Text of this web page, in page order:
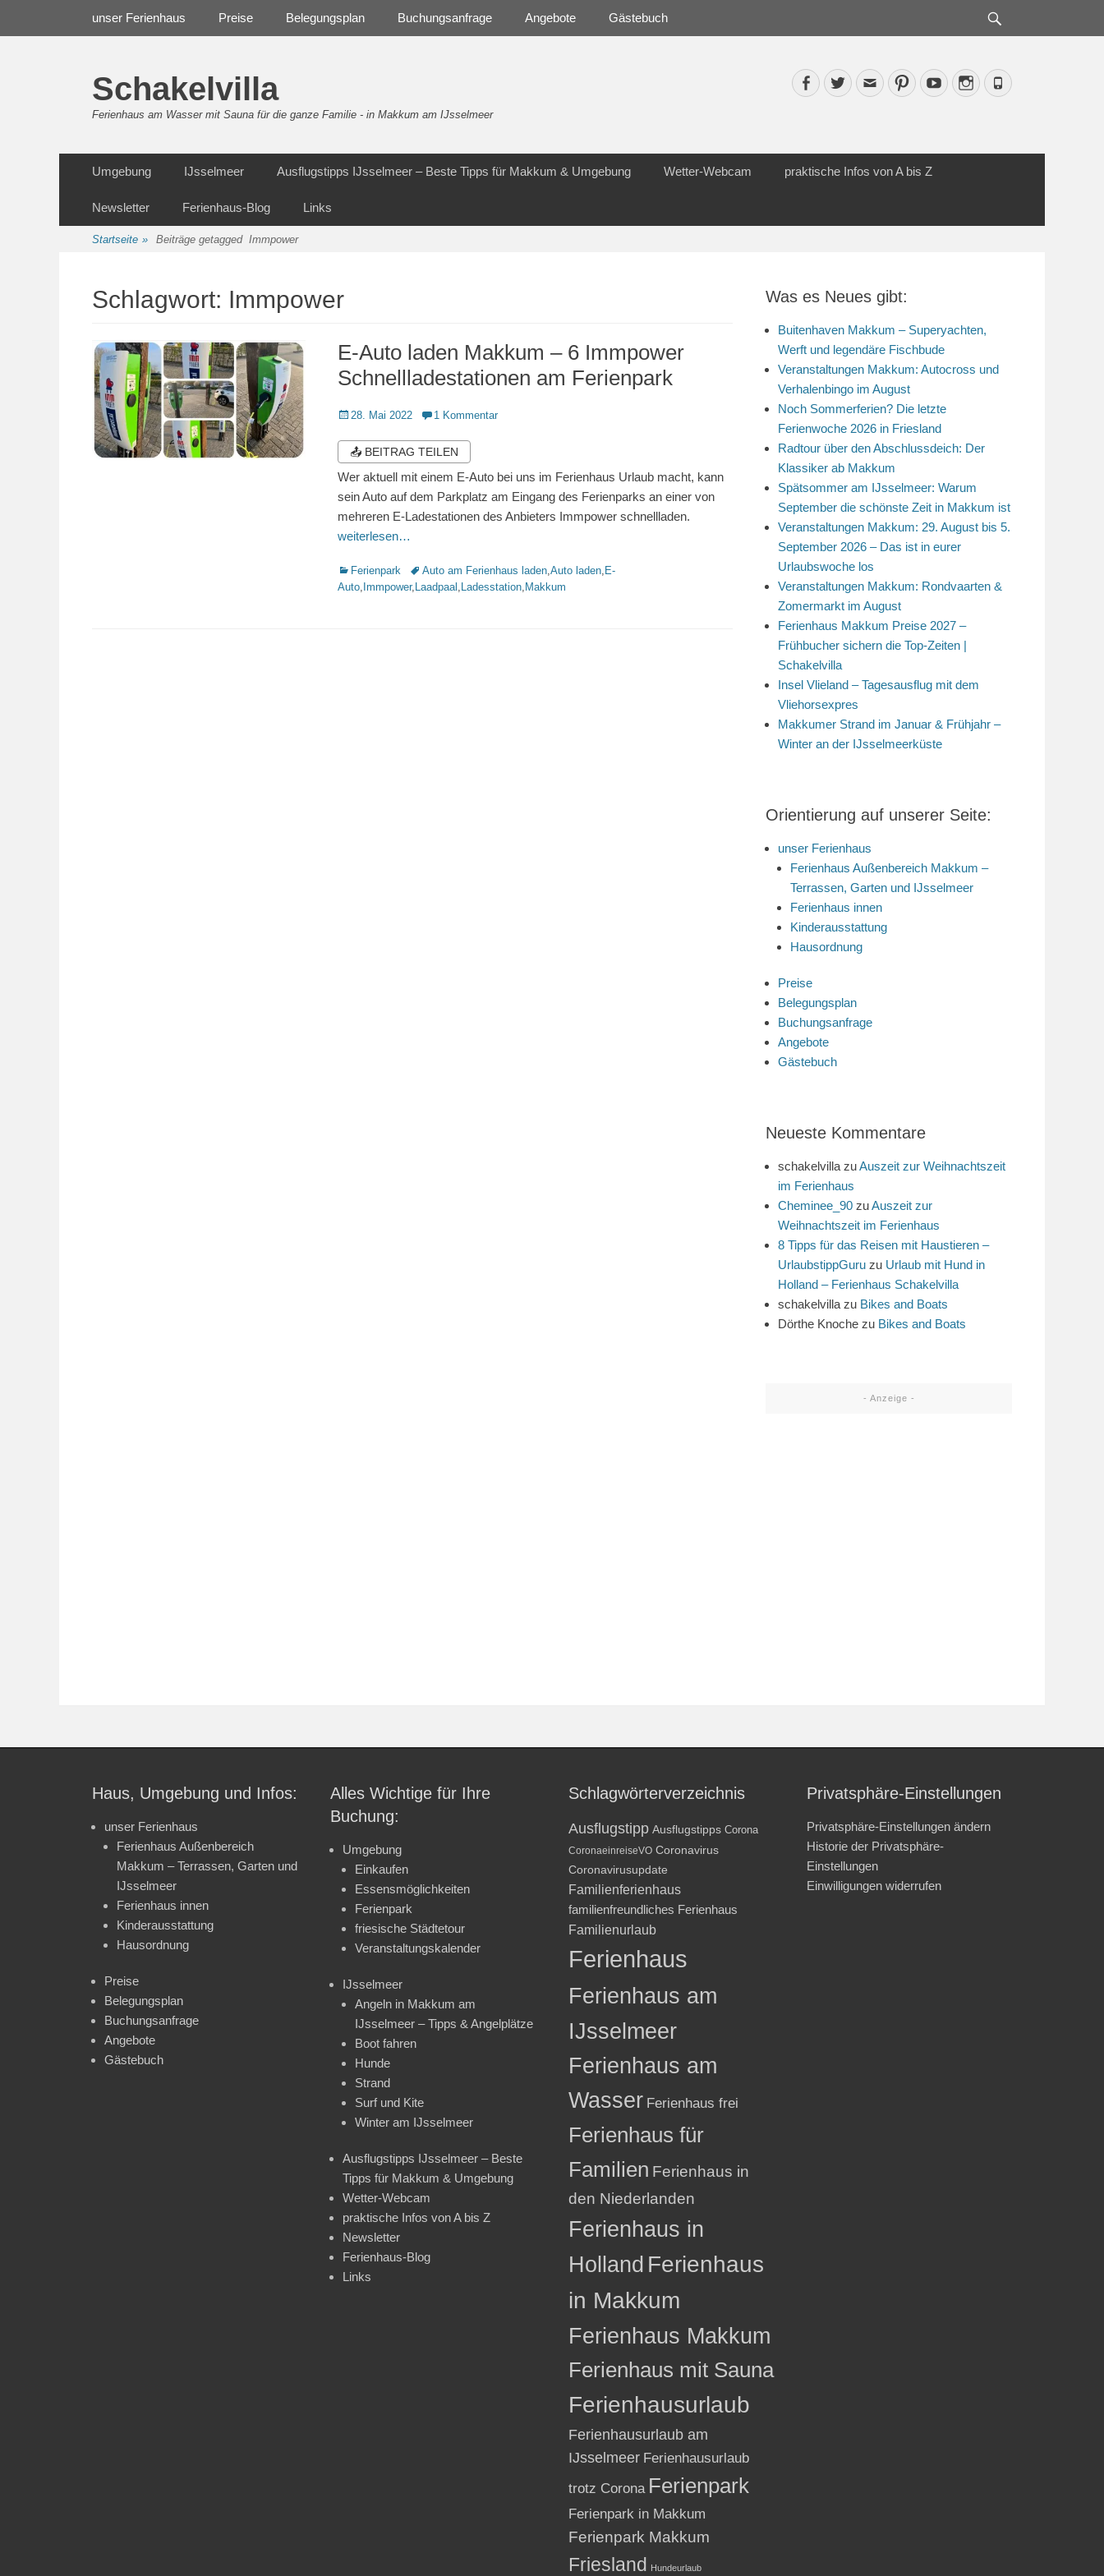
unser Ferienhaus Preise Belegungsplan Buchungsanfrage Angebote Gästebuch
Schakelvilla
Ferienhaus am Wasser mit Sauna für die ganze Familie - in Makkum am IJsselmeer
Facebook
TwitterEmailPinterestYouTubeInstagram
Phone
Inhalt
Umgebung IJsselmeer Ausflugstipps IJsselmeer – Beste Tipps für Makkum & Umgebung Wetter-Webcam praktische Infos von A bis Z
Newsletter Ferienhaus-Blog Links
Startseite » Beiträge getagged Immpower
Schlagwort: Immpower
E-Auto laden Makkum – 6 Immpower
Schnellladestationen am Ferienpark
Veröffentlicht
28. Mai 2022 1 Kommentar
📤 BEITRAG TEILEN
Wer aktuell mit einem E-Auto bei uns im Ferienhaus Urlaub macht, kann
sein Auto auf dem Parkplatz am Eingang des Ferienparks an einer von
mehreren E-Ladestationen des Anbieters Immpower schnellladen.
weiterlesen…
Kategorien
Ferienpark Schlagworte
Auto am Ferienhaus laden,Auto laden, E-
Auto, Immpower, Laadpaal , Ladesstation, Makkum
Was es Neues gibt:
Buitenhaven Makkum – Superyachten,
Werft und legendäre Fischbude
Veranstaltungen Makkum: Autocross und
Verhalenbingo im August
Noch Sommerferien? Die letzte
Ferienwoche 2026 in Friesland
Radtour über den Abschlussdeich: Der
Klassiker ab Makkum
Spätsommer am IJsselmeer: Warum
September die schönste Zeit in Makkum ist
Veranstaltungen Makkum: 29. August bis 5.
September 2026 – Das ist in eurer
Urlaubswoche los
Veranstaltungen Makkum: Rondvaarten &
Zomermarkt im August
Ferienhaus Makkum Preise 2027 –
Frühbucher sichern die Top-Zeiten |
Schakelvilla
Insel Vlieland – Tagesausflug mit dem
Vliehorsexpres
Makkumer Strand im Januar & Frühjahr –
Winter an der IJsselmeerküste
Orientierung auf unserer Seite:
unser Ferienhaus
Ferienhaus Außenbereich Makkum –
Terrassen, Garten und IJsselmeer
Ferienhaus innen
Kinderausstattung
Hausordnung
Preise
Belegungsplan
Buchungsanfrage
Angebote
Gästebuch
Neueste Kommentare
schakelvilla zuAuszeit zur Weihnachtszeit
im Ferienhaus
Cheminee_90 zuAuszeit zur
Weihnachtszeit im Ferienhaus
8 Tipps für das Reisen mit Haustieren –
UrlaubstippGuru zu Urlaub mit Hund in
Holland – Ferienhaus Schakelvilla
schakelvilla zu Bikes and Boats
Dörthe Knoche zu Bikes and Boats
- Anzeige -
Haus, Umgebung und Infos:
unser Ferienhaus
Ferienhaus Außenbereich
Makkum – Terrassen, Garten und
IJsselmeer
Ferienhaus innen
Kinderausstattung
Hausordnung
Preise
Belegungsplan
Buchungsanfrage
Angebote
Gästebuch
Alles Wichtige für Ihre
Buchung:
Umgebung
Einkaufen
Essensmöglichkeiten
Ferienpark
friesische Städtetour
Veranstaltungskalender
IJsselmeer
Angeln in Makkum am
IJsselmeer – Tipps & Angelplätze
Boot fahren
Hunde
Strand
Surf und Kite
Winter am IJsselmeer
Ausflugstipps IJsselmeer – Beste
Tipps für Makkum & Umgebung
Wetter-Webcam
praktische Infos von A bis Z
Newsletter
Ferienhaus-Blog
Links
Schlagwörterverzeichnis
Ausflugstipp Ausflugstipps Corona
CoronaeinreiseVO Coronavirus
Coronavirusupdate
Familienferienhaus
familienfreundliches Ferienhaus
Familienurlaub
Ferienhaus
Ferienhaus am
IJsselmeer
Ferienhaus am
Wasser Ferienhaus frei
Ferienhaus für
Familien Ferienhaus in
den Niederlanden
Ferienhaus in
Holland Ferienhaus
in Makkum
Ferienhaus Makkum
Ferienhaus mit Sauna
Ferienhausurlaub
Ferienhausurlaub am
IJsselmeer Ferienhausurlaub
trotz Corona Ferienpark
Ferienpark in Makkum
Ferienpark Makkum
Friesland Hundeurlaub
Privatsphäre-Einstellungen
Privatsphäre-Einstellungen ändern
Historie der Privatsphäre-
Einstellungen
Einwilligungen widerrufen